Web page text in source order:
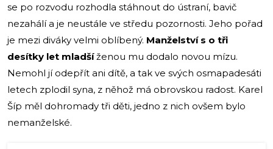
se po rozvodu rozhodla stáhnout do ústraní, bavič
nezahálí a je neustále ve středu pozornosti. Jeho pořad
je mezi diváky velmi oblíbený. Manželství s o tři
desítky let mladšíženou mu dodalo novou mízu.
Nemohl jí odepřít ani dítě, a tak ve svých osmapadesáti
letech zplodil syna, z něhož má obrovskou radost. Karel
Šíp měl dohromady tři děti, jedno z nich ovšem bylo
nemanželské.